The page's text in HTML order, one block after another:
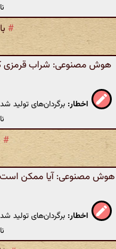
#
هوش مصنوعی: شراب قرمزی
اخطار: برگردان‌های تولید
#
هوش مصنوعی: آیا ممکن است
اخطار: برگردان‌های تولید